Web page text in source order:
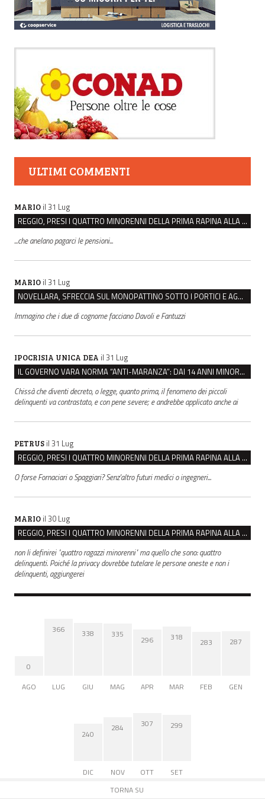
ULTIMI COMMENTI
MARIO il 31 Lug
REGGIO, PRESI I QUATTRO MINORENNI DELLA PRIMA RAPINA ALLA FARMACIA DI COVIOLO
...che anelano pagarci le pensioni...
MARIO il 31 Lug
NOVELLARA, SFRECCIA SUL MONOPATTINO SOTTO I PORTICI E AGGREDISCE CHI LO RIMPROVERA
Immagino che i due di cognome facciano Davoli e Fantuzzi
IPOCRISIA UNICA DEA il 31 Lug
IL GOVERNO VARA NORMA “ANTI-MARANZA”: DAI 14 ANNI MINORENNI IMPUTABILI “FINO A PROVA CONTRARIA”
Chissà che diventi decreto, o legge, quanto prima, il fenomeno dei piccoli
delinquenti va contrastato, e con pene severe; e andrebbe applicato anche ai
PETRUS il 31 Lug
REGGIO, PRESI I QUATTRO MINORENNI DELLA PRIMA RAPINA ALLA FARMACIA DI COVIOLO
O forse Fornaciari o Spaggiari? Senz'altro futuri medici o ingegneri...
MARIO il 30 Lug
REGGIO, PRESI I QUATTRO MINORENNI DELLA PRIMA RAPINA ALLA FARMACIA DI COVIOLO
non li definirei "quattro ragazzi minorenni" ma quello che sono: quattro
delinquenti. Poiché la privacy dovrebbe tutelare le persone oneste e non i
delinquenti, aggiungerei
0
AGO
366
LUG
338
GIU
335
MAG
296
APR
318
MAR
283
FEB
287
GEN
240
DIC
284
NOV
307
OTT
299
SET
TORNA SU